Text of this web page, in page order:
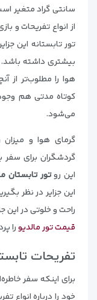
سانتی گراد متغیر
از انواع تفریحات و
تور تابستانه این
بیشتری داشته
هوا را مطلوب‌تر از
کوتاه مدتی هم وجود
می‌شود.
گرمای هوا و میزان
گردشگران برای سفر
این روتور تابستان
این جزایر در نظر
راحت و خلوتی در این
قیمت تور مالدیورا
تفریحات
برای اینکه سفر
خود را درباره انواع